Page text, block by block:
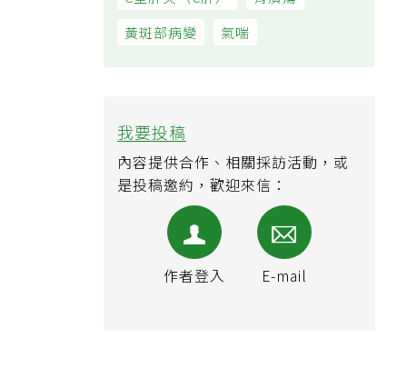
C型肝炎（C肝）
我要投稿
內容提供合作、相關採訪活動，或
是投稿邀約，歡迎來信：